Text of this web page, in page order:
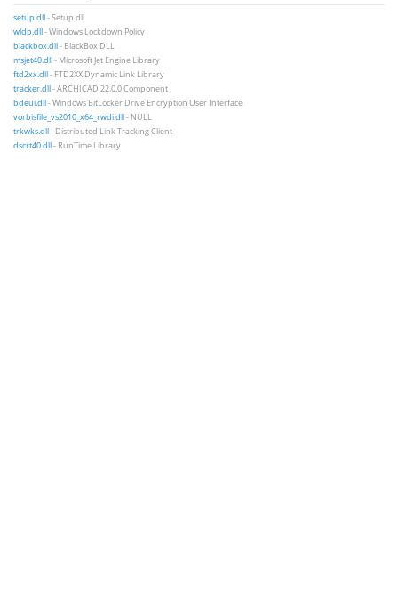
setup.dll- Setup.dll
wldp.dll- Windows Lockdown Policy
blackbox.dll- BlackBox DLL
msjet40.dll- Microsoft Jet Engine Library
ftd2xx.dll- FTD2XX Dynamic Link Library
tracker.dll- ARCHICAD 22.0.0 Component
bdeui.dll- Windows BitLocker Drive Encryption User Interface
vorbisfile_vs2010_x64_rwdi.dll- NULL
trkwks.dll- Distributed Link Tracking Client
dscrt40.dll- RunTime Library